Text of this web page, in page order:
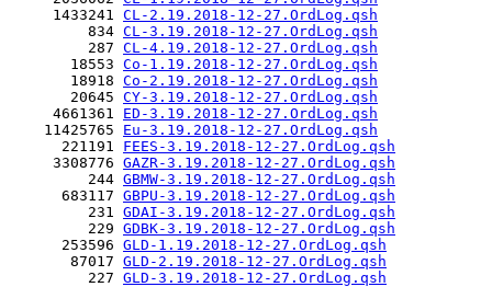
     1433241
CL-2.19.2018-12-27.OrdLog.qsh
         834
CL-3.19.2018-12-27.OrdLog.qsh
         287
CL-4.19.2018-12-27.OrdLog.qsh
       18553
Co-1.19.2018-12-27.OrdLog.qsh
       18918
Co-2.19.2018-12-27.OrdLog.qsh
       20645
CY-3.19.2018-12-27.OrdLog.qsh
     4661361
ED-3.19.2018-12-27.OrdLog.qsh
    11425765
Eu-3.19.2018-12-27.OrdLog.qsh
      221191
FEES-3.19.2018-12-27.OrdLog.qsh
     3308776
GAZR-3.19.2018-12-27.OrdLog.qsh
         244
GBMW-3.19.2018-12-27.OrdLog.qsh
      683117
GBPU-3.19.2018-12-27.OrdLog.qsh
         231
GDAI-3.19.2018-12-27.OrdLog.qsh
         229
GDBK-3.19.2018-12-27.OrdLog.qsh
      253596
GLD-1.19.2018-12-27.OrdLog.qsh
       87017
GLD-2.19.2018-12-27.OrdLog.qsh
         227
GLD-3.19.2018-12-27.OrdLog.qsh